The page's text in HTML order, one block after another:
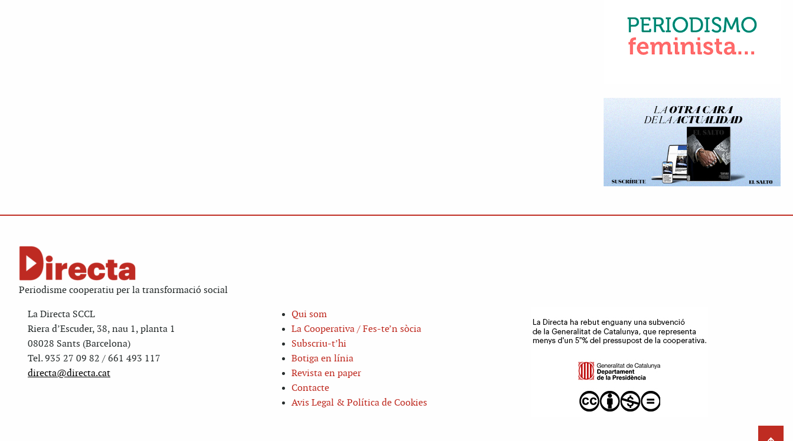
Periodisme cooperatiu per la transformació social
La Directa SCCL
Riera d’Escuder, 38, nau 1, planta 1
08028 Sants (Barcelona)
Tel. 935 27 09 82 / 661 493 117
directa@directa.cat
Qui som
La Cooperativa / Fes-te’n sòcia
Subscriu-t’hi
Botiga en línia
Revista en paper
Contacte
Avis Legal & Política de Cookies